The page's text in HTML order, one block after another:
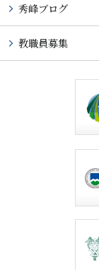
秀峰ブログ
教職員募集